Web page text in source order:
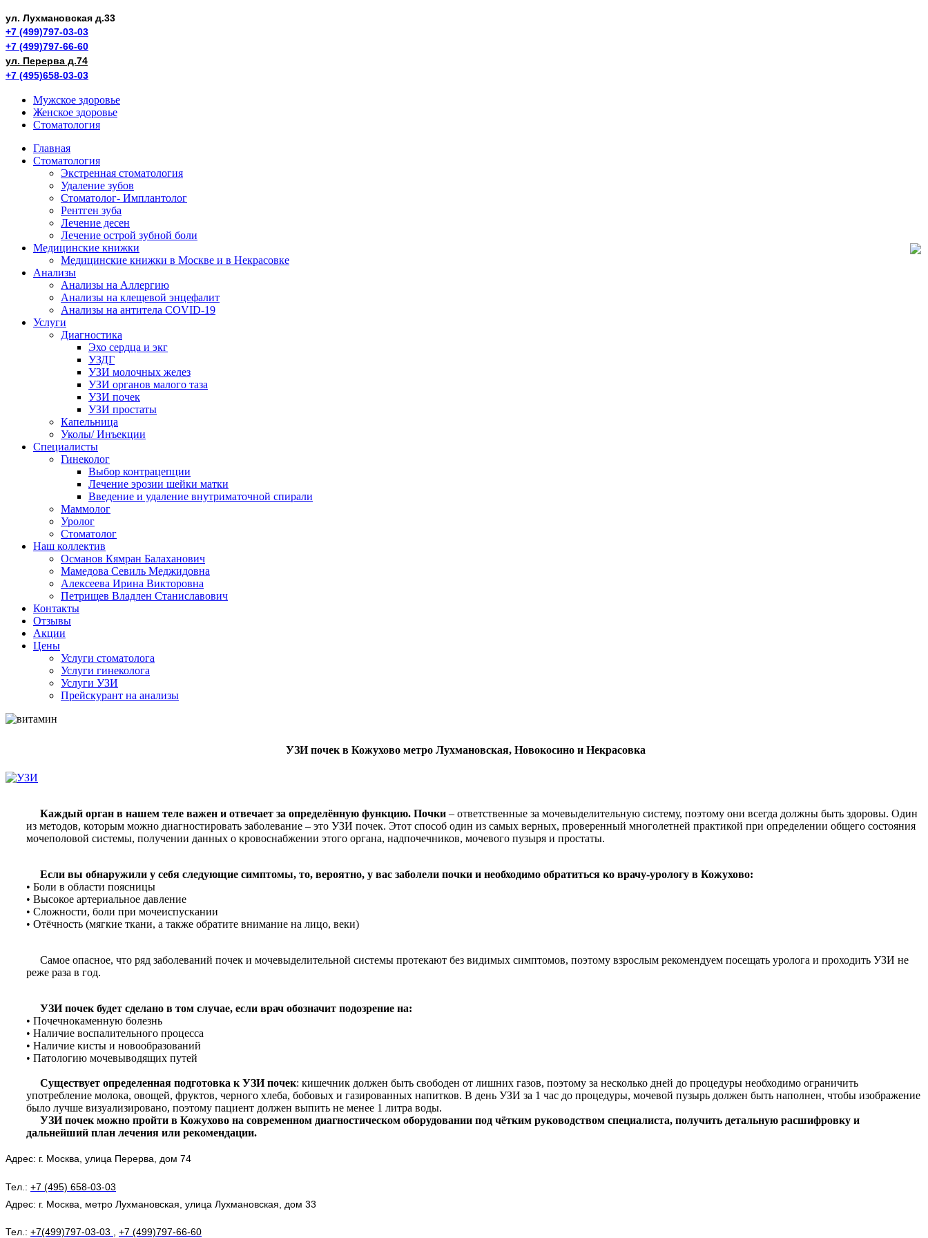
ул. Лухмановская д.33
+7 (499)797-03-03
+7 (499)797-66-60
ул. Перерва д.74
+7 (495)658-03-03
Мужское здоровье
Женское здоровье
Стоматология
Главная
Стоматология
Экстренная стоматология
Удаление зубов
Стоматолог- Имплантолог
Рентген зуба
Лечение десен
Лечение острой зубной боли
Медицинские книжки
Медицинские книжки в Москве и в Некрасовке
Анализы
Анализы на Аллергию
Анализы на клещевой энцефалит
Анализы на антитела COVID-19
Услуги
Диагностика
Эхо сердца и экг
УЗДГ
УЗИ молочных желез
УЗИ органов малого таза
УЗИ почек
УЗИ простаты
Капельница
Уколы/ Инъекции
Специалисты
Гинеколог
Выбор контрацепции
Лечение эрозии шейки матки
Введение и удаление внутриматочной спирали
Маммолог
Уролог
Стоматолог
Наш коллектив
Османов Кямран Балаханович
Мамедова Севиль Меджидовна
Алексеева Ирина Викторовна
Петрищев Владлен Станиславович
Контакты
Отзывы
Акции
Цены
Услуги стоматолога
Услуги гинеколога
Услуги УЗИ
Прейскурант на анализы
УЗИ почек в Кожухово метро Лухмановская, Новокосино и Некрасовка
Каждый орган в нашем теле важен и отвечает за определённую функцию. Почки – ответственные за мочевыделительную систему, поэтому они всегда должны быть здоровы. Один
из методов, которым можно диагностировать заболевание – это УЗИ почек. Этот способ один из самых верных, проверенный многолетней практикой при определении общего состояния
мочеполовой системы, получении данных о кровоснабжении этого органа, надпочечников, мочевого пузыря и простаты.
Если вы обнаружили у себя следующие симптомы, то, вероятно, у вас заболели почки и необходимо обратиться ко врачу-урологу в Кожухово:
• Боли в области поясницы
• Высокое артериальное давление
• Сложности, боли при мочеиспускании
• Отёчность (мягкие ткани, а также обратите внимание на лицо, веки)
Самое опасное, что ряд заболеваний почек и мочевыделительной системы протекают без видимых симптомов, поэтому взрослым рекомендуем посещать уролога и проходить УЗИ не
реже раза в год.
УЗИ почек будет сделано в том случае, если врач обозначит подозрение на:
• Почечнокаменную болезнь
• Наличие воспалительного процесса
• Наличие кисты и новообразований
• Патологию мочевыводящих путей
Существует определенная подготовка к УЗИ почек: кишечник должен быть свободен от лишних газов, поэтому за несколько дней до процедуры необходимо ограничить
употребление молока, овощей, фруктов, черного хлеба, бобовых и газированных напитков. В день УЗИ за 1 час до процедуры, мочевой пузырь должен быть наполнен, чтобы изображение
было лучше визуализировано, поэтому пациент должен выпить не менее 1 литра воды.
УЗИ почек можно пройти в Кожухово на современном диагностическом оборудовании под чётким руководством специалиста, получить детальную расшифровку и
дальнейший план лечения или рекомендации.
Адрес: г. Москва, улица Перерва, дом 74
Тел.: +7 (495) 658-03-03
Адрес: г. Москва, метро Лухмановская , улица Лухмановская, дом 33
Тел.: +7(499)797-03-03 +7 (499)797-66-60